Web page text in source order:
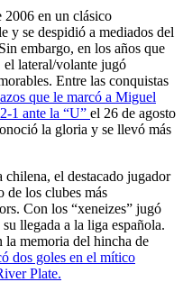
2006 en un clásico
y se despidió a mediados del
embargo, en los años que
lateral/volante jugó
Entre las conquistas
que le marcó a Miguel
1 ante la “U” el 26 de agosto
la gloria y se llevó más
chilena, el destacado jugador
de los clubes más
Con los “xeneizes” jugó
llegada a la liga española.
la memoria del hincha de
dos goles en el mítico
Plate.